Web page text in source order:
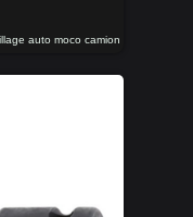
auto moco camion